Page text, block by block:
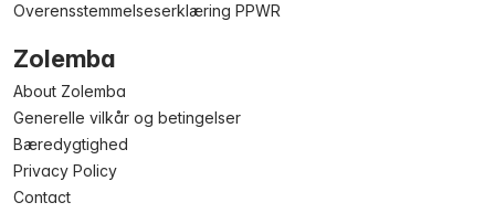
Overensstemmelseserklæring PPWR
Zolemba
About Zolemba
Generelle vilkår og betingelser
Bæredygtighed
Privacy Policy
Contact